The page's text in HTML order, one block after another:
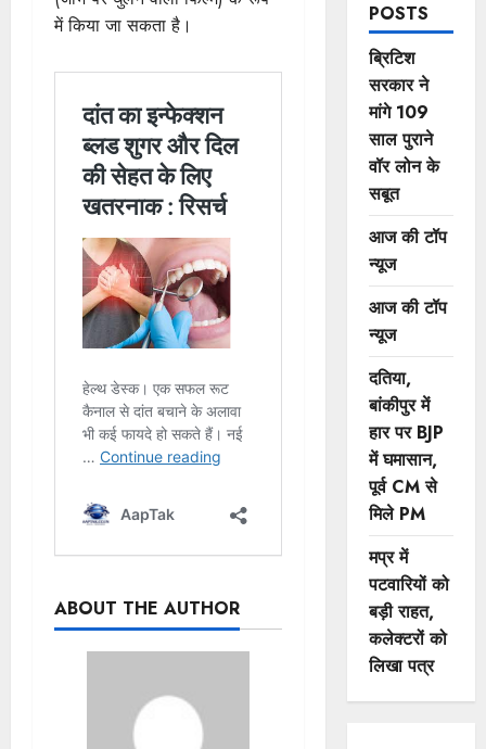
में किया जा सकता है।
ABOUT THE AUTHOR
POSTS
ब्रिटिश
सरकार ने
मांगे 109
साल पुराने
वॉर लोन के
सबूत
आज की टॉप
न्यूज
आज की टॉप
न्यूज
दतिया,
बांकीपुर में
हार पर BJP
में घमासान,
पूर्व CM से
मिले PM
मप्र में
पटवारियों को
बड़ी राहत,
कलेक्टरों को
लिखा पत्र